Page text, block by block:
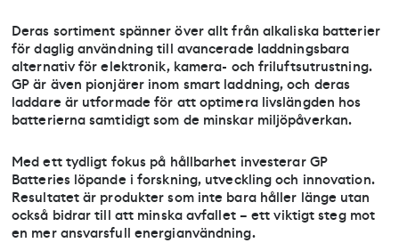
Deras sortiment spänner över allt från alkaliska batterier
för daglig användning till avancerade laddningsbara
alternativ för elektronik, kamera- och friluftsutrustning.
GP är även pionjärer inom smart laddning, och deras
laddare är utformade för att optimera livslängden hos
batterierna samtidigt som de minskar miljöpåverkan.
Med ett tydligt fokus på hållbarhet investerar GP
Batteries löpande i forskning, utveckling och innovation.
Resultatet är produkter som inte bara håller länge utan
också bidrar till att minska avfallet – ett viktigt steg mot
en mer ansvarsfull energianvändning.